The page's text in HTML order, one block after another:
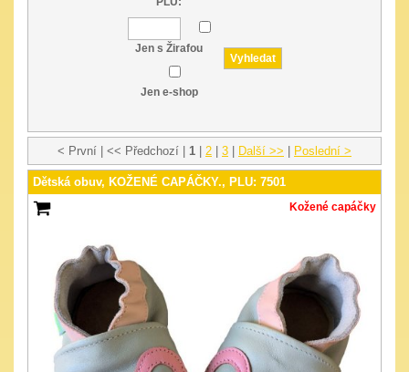
Jen s Žirafou
Jen e-shop
< První | << Předchozí | 1 2 3 Další >> Poslední >
Dětská obuv, KOŽENÉ CAPÁČKY., PLU: 7501
Kožené capáčky